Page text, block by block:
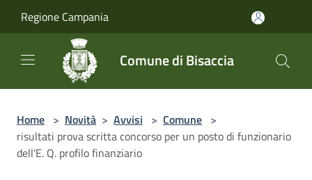
Regione Campania
Comune di Bisaccia
Home > Novità > Avvisi > Comune >
risultati prova scritta concorso per un posto di funzionario
dell'E. Q. profilo finanziario